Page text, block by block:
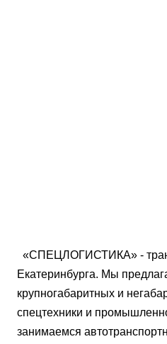
«СПЕЦЛОГИСТИКА» -
Екатеринбурга. Мы
крупногабаритных и
спецтехники и
занимаемся